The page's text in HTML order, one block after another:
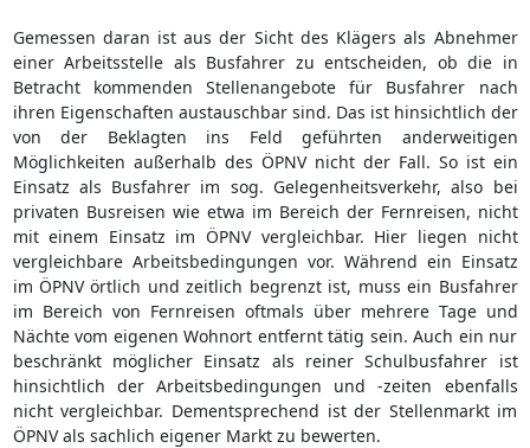
Gemessen daran ist aus der Sicht des Klägers als Abnehmer
einer Arbeitsstelle als Busfahrer zu entscheiden, ob die in
Betracht kommenden Stellenangebote für Busfahrer nach
ihren Eigenschaften austauschbar sind. Das ist hinsichtlich der
von der Beklagten ins Feld geführten anderweitigen
Möglichkeiten außerhalb des ÖPNV nicht der Fall. So ist ein
Einsatz als Busfahrer im sog. Gelegenheitsverkehr, also bei
privaten Busreisen wie etwa im Bereich der Fernreisen, nicht
mit einem Einsatz im ÖPNV vergleichbar. Hier liegen nicht
vergleichbare Arbeitsbedingungen vor. Während ein Einsatz
im ÖPNV örtlich und zeitlich begrenzt ist, muss ein Busfahrer
im Bereich von Fernreisen oftmals über mehrere Tage und
Nächte vom eigenen Wohnort entfernt tätig sein. Auch ein nur
beschränkt möglicher Einsatz als reiner Schulbusfahrer ist
hinsichtlich der Arbeitsbedingungen und -zeiten ebenfalls
nicht vergleichbar. Dementsprechend ist der Stellenmarkt im
ÖPNV als sachlich eigener Markt zu bewerten.